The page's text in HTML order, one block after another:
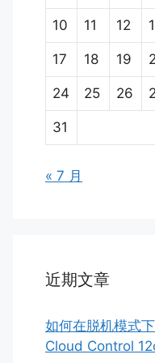
10 11 12
17 18 19
24 25 26
31
« 7 月
近期文章
如何在脱机模式
Cloud Control